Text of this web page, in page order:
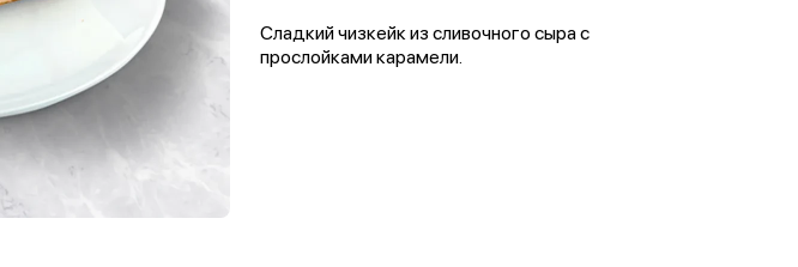
Сладкий чизкейк из сливочного сыра с
прослойками карамели.